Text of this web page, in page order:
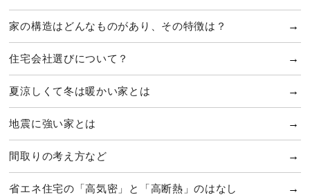
家の構造はどんなものがあり、その特徴は？
住宅会社選びについて？
夏涼しくて冬は暖かい家とは
地震に強い家とは
間取りの考え方など
省エネ住宅の「高気密」と「高断熱」のはなし